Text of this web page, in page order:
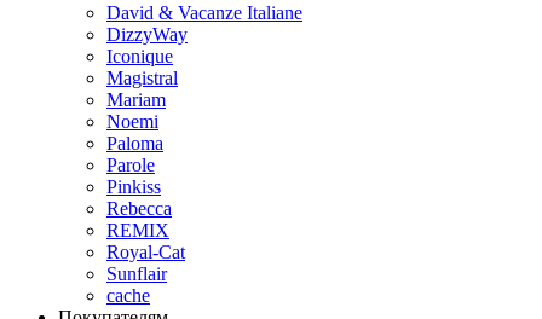
David & Vacanze Italiane
DizzyWay
Iconique
Magistral
Mariam
Noemi
Paloma
Parole
Pinkiss
Rebecca
REMIX
Royal-Cat
Sunflair
cache